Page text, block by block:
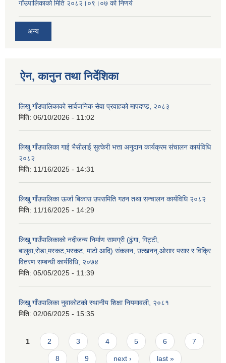
गाँउपालिकाको मिति २०८२।०९।०७ को निणर्य
अन्य
ऐन, कानुन तथा निर्देशिका
लिखु गाँउपालिकाको सार्वजनिक सेवा प्रवाहको मापदण्ड, २०८३
मिति: 06/10/2026 - 11:02
लिखु गाँउपालिका गाई भैसीलाई सुत्केरी भत्ता अनुदान कार्यक्रम संचालन कार्यविधि
२०८२
मिति: 11/16/2025 - 14:31
लिखु गाँउपालिका ऊर्जा बिकास उपसमिति गठन तथा सन्चालन कार्यविधि २०८२
मिति: 11/16/2025 - 14:29
लिखु गाउँपालिकाको नदीजन्य निर्माण सामग्री (ढुंगा, गिट्टी,
बालुवा,रोडा,मस्कट,भस्कट, माटो आदि) संकलन, उत्खनन्,ओसार पसार र विक्रि
वितरण सम्बन्धी कार्यविधि, २०७४
मिति: 05/05/2025 - 11:39
लिखु गाँउपालिका नुवाकोटको स्थानीय शिक्षा नियमावली, २०८१
मिति: 02/06/2025 - 15:35
Pages
1 2 3 4 5 6 7
8 9 next › last »